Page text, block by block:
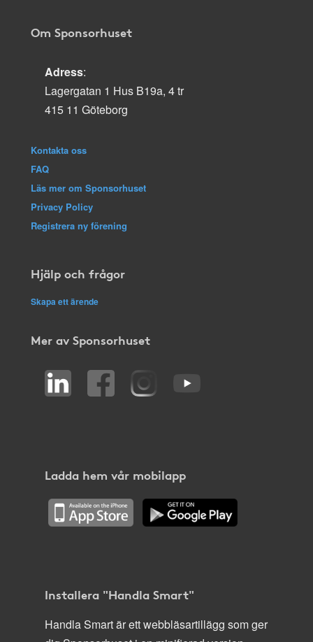
Om Sponsorhuset
Adress:
Lagergatan 1 Hus B19a, 4 tr
415 11 Göteborg
Kontakta oss
FAQ
Läs mer om Sponsorhuset
Privacy Policy
Registrera ny förening
Hjälp och frågor
Skapa ett ärende
Mer av Sponsorhuset
Ladda hem vår mobilapp
Installera "Handla Smart"
Handla Smart är ett webbläsartillägg som ger